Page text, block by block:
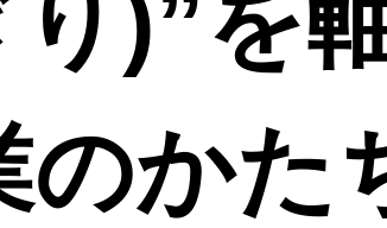
)”を
のかた